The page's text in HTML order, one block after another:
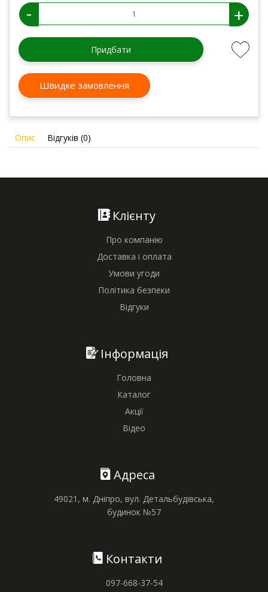
- +
Придбати
Швидке замовлення
Опис Відгуків (0)
Клієнту
Про компанію
Доставка і оплата
Умови угоди
Політика безпеки
Відгуки
Інформація
Головна
Каталог
Акції
Відео
Адреса
49021, м. Дніпро, вул. Детальбудівська,
будинок №57
Контакти
097-668-37-54